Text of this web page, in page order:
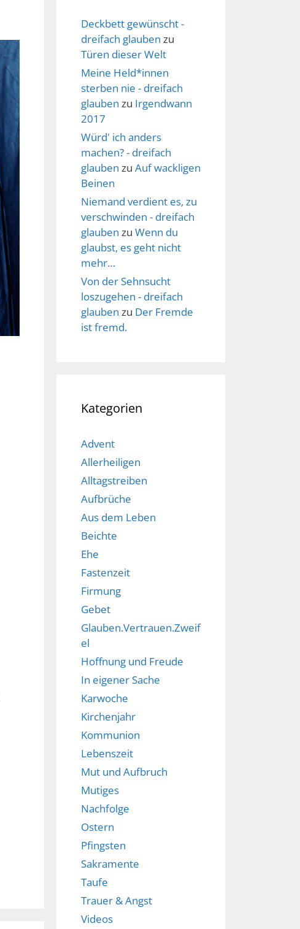
Deckbett gewünscht -
dreifach glauben zu
Türen dieser Welt
Meine Held*innen
sterben nie - dreifach
glauben zu Irgendwann
2017
Würd' ich anders
machen? - dreifach
glauben zu Auf wackligen
Beinen
Niemand verdient es, zu
verschwinden - dreifach
glauben zu Wenn du
glaubst, es geht nicht
mehr…
Von der Sehnsucht
loszugehen - dreifach
glauben zu Der Fremde
ist fremd.
Kategorien
Advent
Allerheiligen
Alltagstreiben
Aufbrüche
Aus dem Leben
Beichte
Ehe
Fastenzeit
Firmung
Gebet
Glauben.Vertrauen.Zweif
el
Hoffnung und Freude
In eigener Sache
Karwoche
Kirchenjahr
Kommunion
Lebenszeit
Mut und Aufbruch
Mutiges
Nachfolge
Ostern
Pfingsten
Sakramente
Taufe
Trauer & Angst
Videos